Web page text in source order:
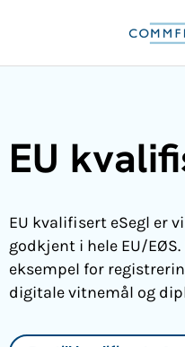
EU
EU kvalifisert eSegl er
godkjent i hele EU/
eksempel for
digitale vitnemål og